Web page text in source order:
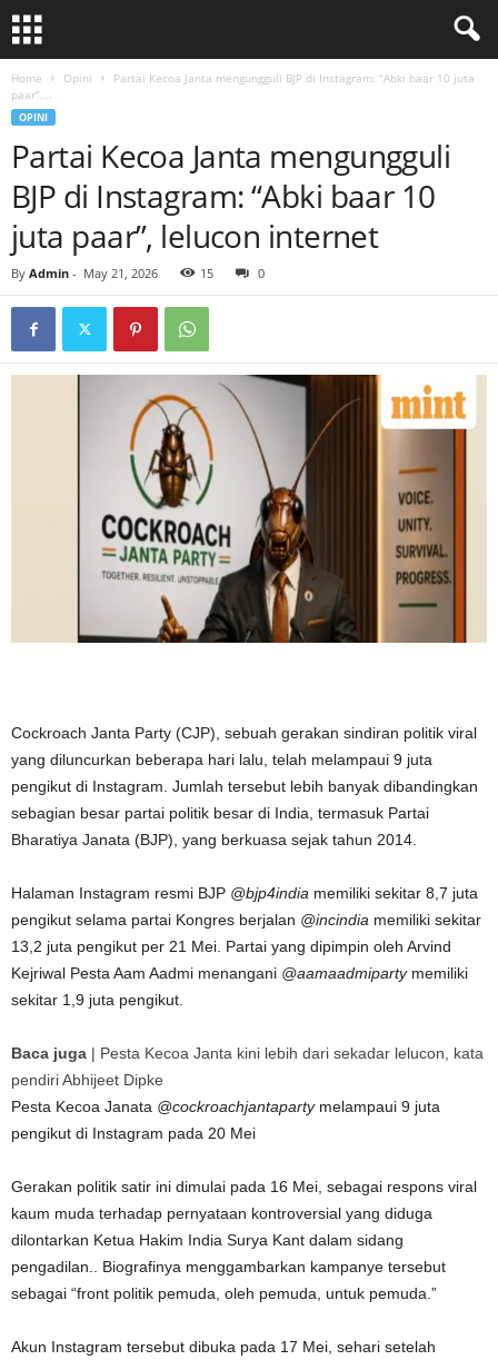
Home Opini
Partai Kecoa Janta mengungguli BJP di Instagram: “Abki baar 10 juta
paar”,...
OPINI
Partai Kecoa Janta mengungguli
BJP di Instagram: “Abki baar 10
juta paar”, lelucon internet
By Admin - May 21, 2026 15 0
Cockroach Janta Party (CJP), sebuah gerakan sindiran politik viral
yang diluncurkan beberapa hari lalu, telah melampaui 9 juta
pengikut di Instagram. Jumlah tersebut lebih banyak dibandingkan
sebagian besar partai politik besar di India, termasuk Partai
Bharatiya Janata (BJP), yang berkuasa sejak tahun 2014.
Halaman Instagram resmi BJP @bjp4india memiliki sekitar 8,7 juta
pengikut selama partai Kongres berjalan @incindia memiliki sekitar
13,2 juta pengikut per 21 Mei. Partai yang dipimpin oleh Arvind
Kejriwal Pesta Aam Aadmi menangani @aamaadmipartymemiliki
sekitar 1,9 juta pengikut.
Baca juga | Pesta Kecoa Janta kini lebih dari sekadar lelucon, kata
pendiri Abhijeet Dipke
Pesta Kecoa Janata @cockroachjantapartymelampaui 9 juta
pengikut di Instagram pada 20 Mei
Gerakan politik satir ini dimulai pada 16 Mei, sebagai respons viral
kaum muda terhadap pernyataan kontroversial yang diduga
dilontarkan Ketua Hakim India Surya Kant dalam sidang
pengadilan.
. Biografinya menggambarkan kampanye tersebut
sebagai “front politik pemuda, oleh pemuda, untuk pemuda.”
Akun Instagram tersebut dibuka pada 17 Mei, sehari setelah